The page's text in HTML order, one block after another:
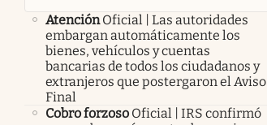
Atención Oficial | Las autoridades
embargan automáticamente los
bienes, vehículos y cuentas
bancarias de todos los ciudadanos y
extranjeros que postergaron el Aviso
Final
Cobro forzoso Oficial | IRS confirmó